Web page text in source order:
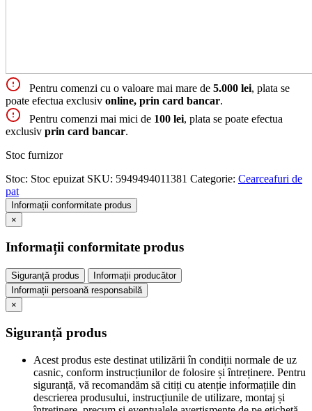
Pentru comenzi cu o valoare mai mare de 5.000 lei, plata se
poate efectua exclusiv online, prin card bancar.
Pentru comenzi mai mici de 100 lei, plata se poate efectua
exclusiv prin card bancar.
Stoc furnizor
Stoc: Stoc epuizat SKU: 5949494011381 Categorie: Cearceafuri de
pat
Informații conformitate produs
×
Informații conformitate produs
Siguranță produs
Informații producător
Informații persoană responsabilă
×
Siguranță produs
Acest produs este destinat utilizării în condiții normale de uz
casnic, conform instrucțiunilor de folosire și întreținere. Pentru
siguranță, vă recomandăm să citiți cu atenție informațiile din
descrierea produsului, instrucțiunile de utilizare, montaj și